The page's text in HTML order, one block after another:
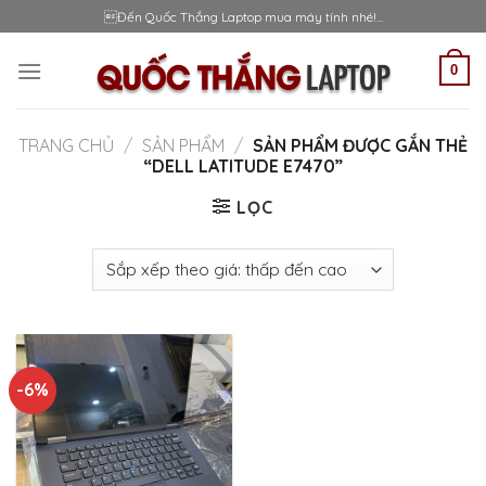
to
content
Đến Quốc Thắng Laptop mua máy tính nhé!...
0
TRANG CHỦ / SẢN PHẨM / SẢN PHẨM ĐƯỢC GẮN THẺ
“DELL LATITUDE E7470”
LỌC
-6%